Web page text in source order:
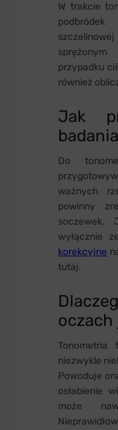
W trakcie
przypadku
również
Jak
Do
ważnych
powinny
soczewek.
wyłącznie
korekcyjne
tutaj.
oczach
Tonometria
niezwykle
Powoduje
osłabienie
może